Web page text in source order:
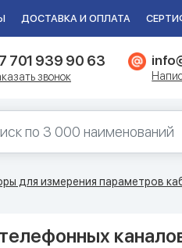
ДОСТАВКА И ОПЛАТА
701 939 90 63
звонок
для измерения параметров